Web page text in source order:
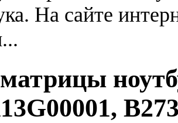
На сайте